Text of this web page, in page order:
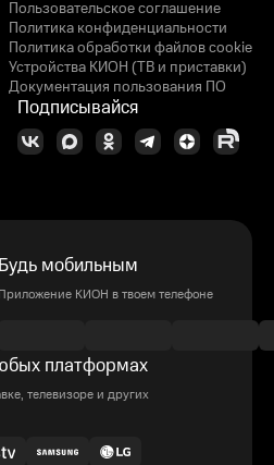
Пользовательское соглашение
Политика конфиденциальности
Политика обработки файлов cookie
Устройства КИОН (ТВ и приставки)
Документация пользования ПО
Подписывайся
Будь мобильным
Приложение КИОН в твоем телефоне
платформах
телевизоре и других